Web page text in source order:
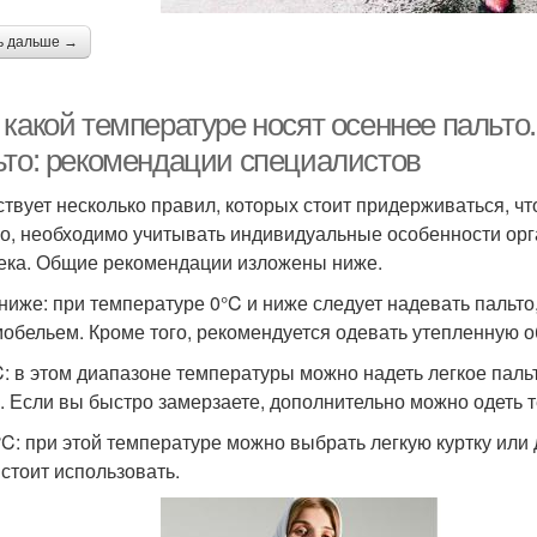
дальше →
температуре носят осеннее
рекомендации специалистов
несколько правил, которых стоит придерживаться,
необходимо учитывать индивидуальные особенности
Общие рекомендации изложены ниже.
при температуре 0°C и ниже следует надевать
Кроме того, рекомендуется одевать утепленную
в этом диапазоне температуры можно надеть легкое
Если вы быстро замерзаете, дополнительно можно одеть
при этой температуре можно выбрать легкую куртку
использовать.